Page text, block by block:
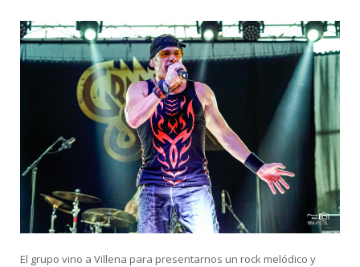
El grupo vino a Villena para presentarnos un rock melódico y